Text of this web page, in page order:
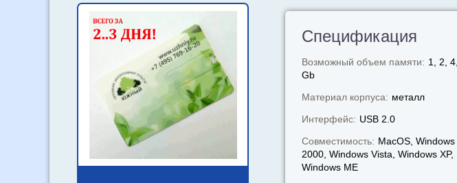
Спецификация
Возможный объем памяти: 1, 2,
Gb
Материал корпуса: металл
Интерфейс: USB 2.0
Совместимость: MacOS, Windows
2000, Windows Vista, Windows XP,
Windows МЕ